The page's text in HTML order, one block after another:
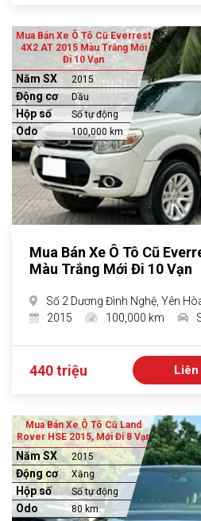
Mua Bán Xe Ô Tô Cũ Everrest
4X2 AT 2015 Màu Trắng Mới
Đi 10 Vạn
Năm SX 2015
Động cơ Dầu
Hộp số Số tự động
Odo 100,000 km
Mua Bán Xe Ô Tô Cũ
Màu Trắng Mới Đi 10 Vạn
Số 2 Dương Đình Nghệ, Yên
2015
100,000 km
440 triệu Liên
Mua Bán Xe Ô Tô Cũ Land
Rover HSE 2015, Mới Đi 8 Vạn
Năm SX 2015
Động cơ Xăng
Hộp số Số tự động
Odo 80 km